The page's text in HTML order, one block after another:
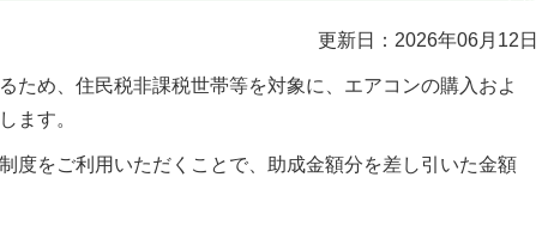
更新日：2026年06月12日
ため、住民税非課税世帯等を対象に、エアコンの購入およ
ます。
度をご利用いただくことで、助成金額分を差し引いた金額